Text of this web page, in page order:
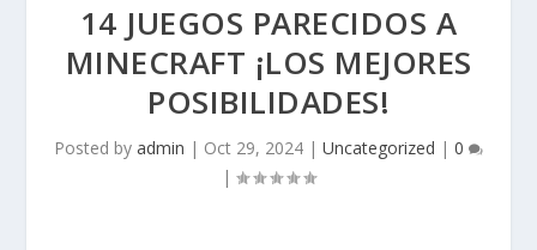
14 JUEGOS PARECIDOS A
MINECRAFT ¡LOS MEJORES
POSIBILIDADES!
Posted by admin | Oct 29, 2024 | Uncategorized | 0
|